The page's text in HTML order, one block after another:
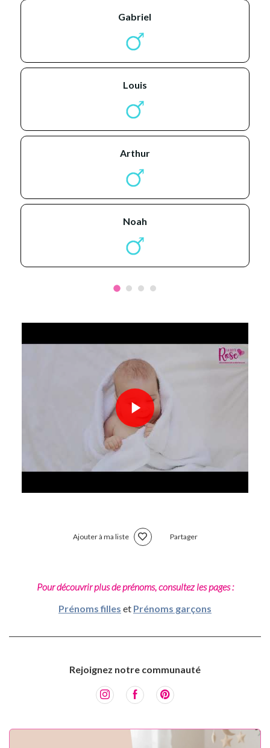
gabriel
louis
arthur
noah
Ajouter à ma liste Partager
Pour découvrir plus de prénoms, consultez les pages :
Prénoms filles et Prénoms garçons
Rejoignez notre communauté